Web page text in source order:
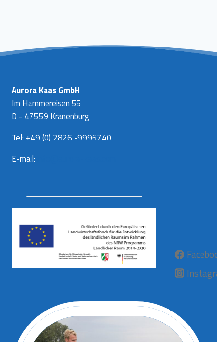
Aurora Kaas GmbH
Im Hammereisen 55
D - 47559 Kranenburg
Tel: +49 (0) 2826 -9996740
E-mail: